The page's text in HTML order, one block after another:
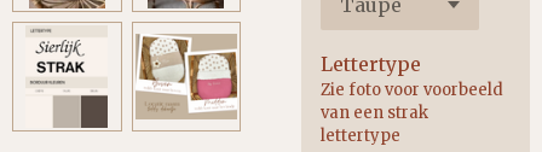
Lettertype
Zie foto voor voorbeeld
van een strak
lettertype